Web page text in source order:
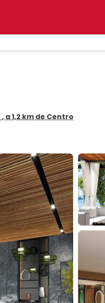
, a 1,2 km de Centro